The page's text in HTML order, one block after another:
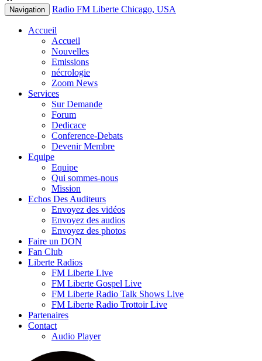
Navigation Radio FM Liberte Chicago, USA
Accueil
Accueil
Nouvelles
Emissions
nécrologie
Zoom News
Services
Sur Demande
Forum
Dedicace
Conference-Debats
Devenir Membre
Equipe
Equipe
Qui sommes-nous
Mission
Echos Des Auditeurs
Envoyez des vidéos
Envoyez des audios
Envoyez des photos
Faire un DON
Fan Club
Liberte Radios
FM Liberte Live
FM Liberte Gospel Live
FM Liberte Radio Talk Shows Live
FM Liberte Radio Trottoir Live
Partenaires
Contact
Audio Player